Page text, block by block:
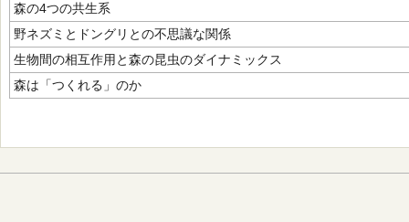
森の4つの共生系
野ネズミとドングリとの不思議な関係
生物間の相互作用と森の昆虫のダイナミックス
森は「つくれる」のか